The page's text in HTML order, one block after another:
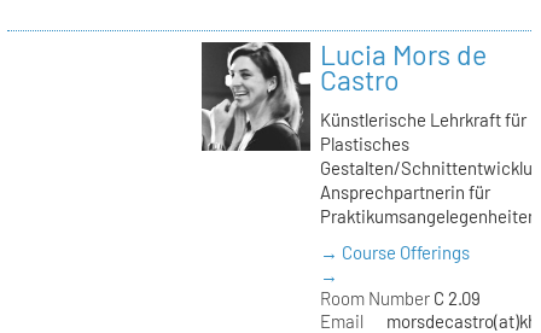
Lucia Mors de
Castro
Künstlerische Lehrkraft für
Plastisches
Gestalten/
Ansprechpartnerin für
Praktikumsangelegenheiten
→ Course Offerings
→
Room NumberC 2.09
Email